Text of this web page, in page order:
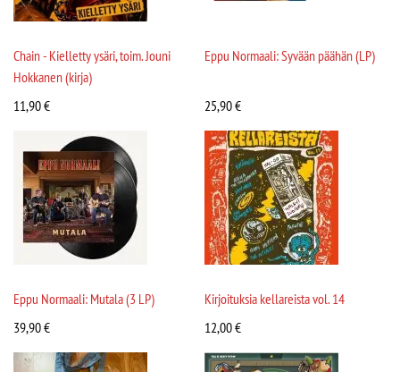
Chain - Kielletty ysäri, toim. Jouni
Hokkanen (kirja)
11,90€
Eppu Normaali: Syvään päähän (LP)
25,90€
Eppu Normaali: Mutala (3 LP)
39,90€
Kirjoituksia kellareista vol. 14
12,00€